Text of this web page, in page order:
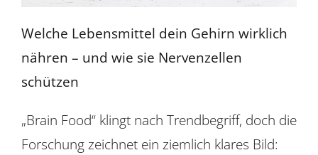
Welche Lebensmittel dein Gehirn wirklich
nähren – und wie sie Nervenzellen
schützen
„Brain Food“ klingt nach Trendbegriff, doch die
Forschung zeichnet ein ziemlich klares Bild: